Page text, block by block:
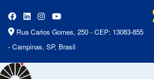
Rua Carlos Gomes, 250 - CEP: 13083-855
- Campinas, SP, Brasil